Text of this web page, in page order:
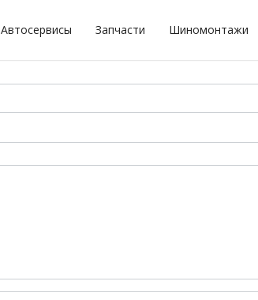
Автосервисы Запчасти Шиномонтажи